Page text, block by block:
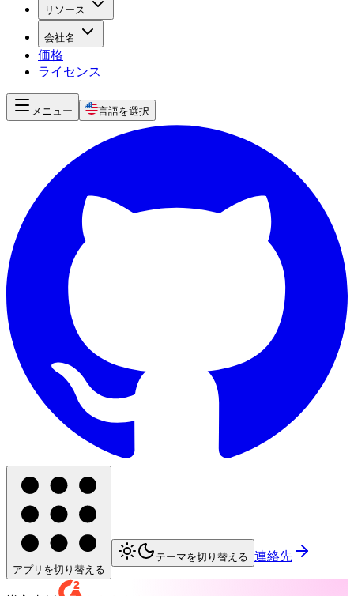
リソース
会社名
価格
ライセンス
メニュー 言語を選択
アプリを切り替える
テーマを切り替える 連絡先